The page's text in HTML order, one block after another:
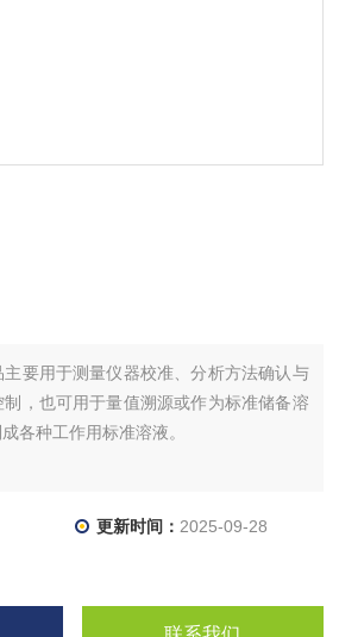
主要用于测量仪器校准、分析方法确认与
，也可用于量值溯源或作为标准储备溶
各种工作用标准溶液。
更新时间： 2025-09-28